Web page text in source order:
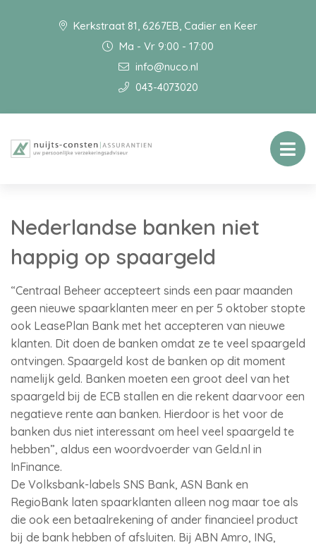
Kerkstraat 81, 6267EB, Cadier en Keer
Ma - Vr 9:00 - 17:00
info@nuco.nl
043-4073020
Nederlandse banken niet
happig op spaargeld
“Centraal Beheer accepteert sinds een paar maanden
geen nieuwe spaarklanten meer en per 5 oktober stopte
ook LeasePlan Bank met het accepteren van nieuwe
klanten. Dit doen de banken omdat ze te veel spaargeld
ontvingen. Spaargeld kost de banken op dit moment
namelijk geld. Banken moeten een groot deel van het
spaargeld bij de ECB stallen en die rekent daarvoor een
negatieve rente aan banken. Hierdoor is het voor de
banken dus niet interessant om heel veel spaargeld te
hebben”, aldus een woordvoerder van Geld.nl in
InFinance.
De Volksbank-labels SNS Bank, ASN Bank en
RegioBank laten spaarklanten alleen nog maar toe als
die ook een betaalrekening of ander financieel product
bij de bank hebben of afsluiten. Bij ABN Amro, ING,